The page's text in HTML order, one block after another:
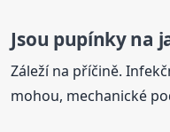
Jsou pupínkyna
Záleží na příčině.
mohou, mechanické